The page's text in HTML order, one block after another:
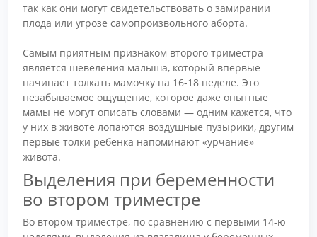
так как они могут свидетельствовать о замирании
плода или угрозе самопроизвольного аборта.
Самым приятным признаком второго триместра
является шевеления малыша, который впервые
начинает толкать мамочку на 16-18 неделе. Это
незабываемое ощущение, которое даже опытные
мамы не могут описать словами — одним кажется, что
у них в животе лопаются воздушные пузырики, другим
первые толки ребенка напоминают «урчание»
живота.
Выделения при беременности
во втором триместре
Во втором триместре, по сравнению с первыми 14-ю